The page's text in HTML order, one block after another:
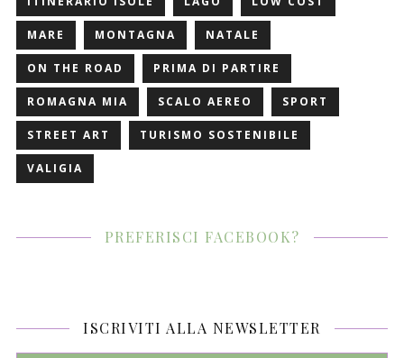
MARE MONTAGNA NATALE
ON THE ROAD PRIMA DI PARTIRE
ROMAGNA MIA SCALO AEREO SPORT
STREET ART TURISMO SOSTENIBILE
VALIGIA
PREFERISCI FACEBOOK?
ISCRIVITI ALLA NEWSLETTER